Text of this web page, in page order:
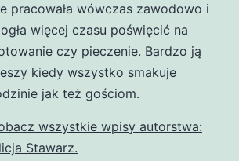
pracowała wówczas zawodowo i
więcej czasu poświęcić na
czy pieczenie. Bardzo ją
kiedy wszystko smakuje
jak też gościom.
wszystkie wpisy autorstwa:
Stawarz.